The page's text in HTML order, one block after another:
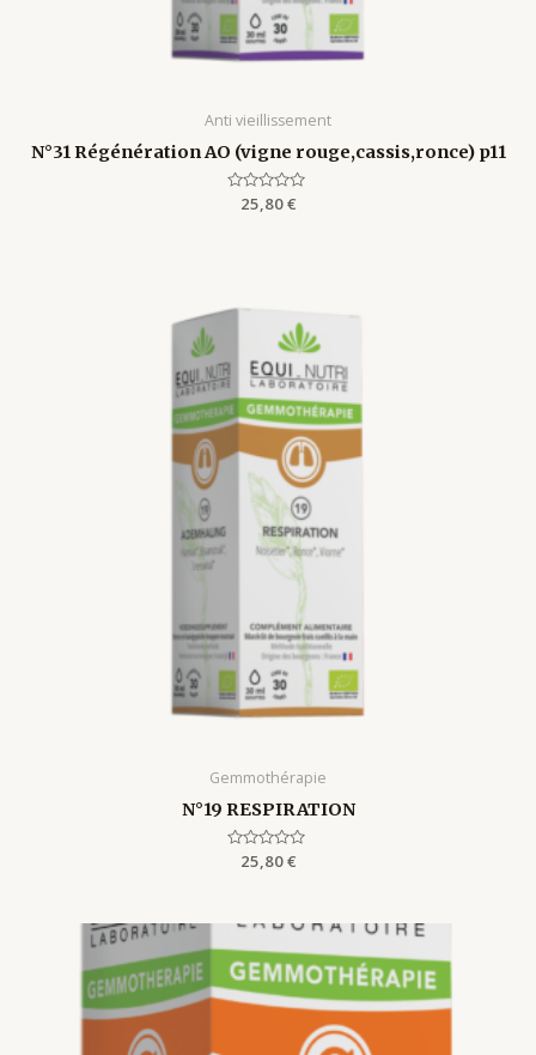
Anti vieillissement
N°31 Régénération AO (vigne rouge,cassis,ronce) p11
Rated
25,80€
Gemmothérapie
N°19 RESPIRATION
Rated
25,80€